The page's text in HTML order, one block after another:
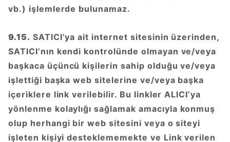
vb.) işlemlerde bulunamaz.
9.15. SATICI’ya ait internet sitesinin üzerinden,
SATICI’nın kendi kontrolünde olmayan ve/veya
başkaca üçüncü kişilerin sahip olduğu ve/veya
işlettiği başka web sitelerine ve/veya başka
içeriklere link verilebilir. Bu linkler ALICI’ya
yönlenme kolaylığı sağlamak amacıyla konmuş
olup herhangi bir web sitesini veya o siteyi
işleten kişiyi desteklememekte ve Link verilen